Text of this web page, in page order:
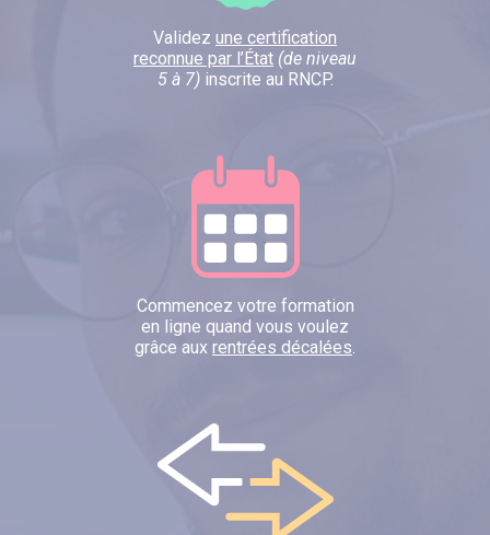
Validez une certification
reconnue par l’État (de niveau
5 à 7)inscrite au RNCP.
Commencez votre formation
en ligne quand vous voulez
grâce aux rentrées décalées.